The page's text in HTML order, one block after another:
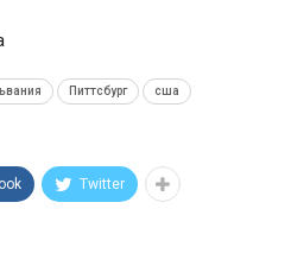
Питтсбург сша
Twitter